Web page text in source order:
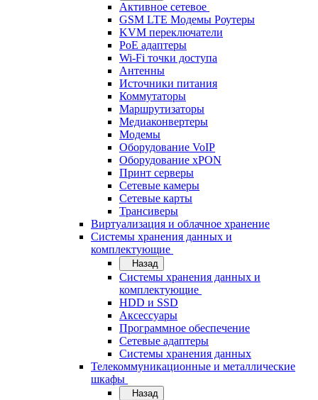
Активное сетевое
GSM LTE Модемы Роутеры
KVM переключатели
PoE адаптеры
Wi-Fi точки доступа
Антенны
Источники питания
Коммутаторы
Маршрутизаторы
Медиаконвертеры
Модемы
Оборудование VoIP
Оборудование xPON
Принт серверы
Сетевые камеры
Сетевые карты
Трансиверы
Виртуализация и облачное хранение
Системы хранения данных и
комплектующие
Назад
Системы хранения данных и
комплектующие
HDD и SSD
Аксессуары
Программное обеспечение
Сетевые адаптеры
Системы хранения данных
Телекоммуникационные и металлические
шкафы
Назад